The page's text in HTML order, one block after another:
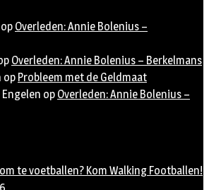
op Overleden: Annie Bolenius –
Overleden: Annie Bolenius – Berkelmans
op Probleem met de Geldmaat
Engelen op Overleden: Annie Bolenius –
te voetballen? Kom Walking Footballen!